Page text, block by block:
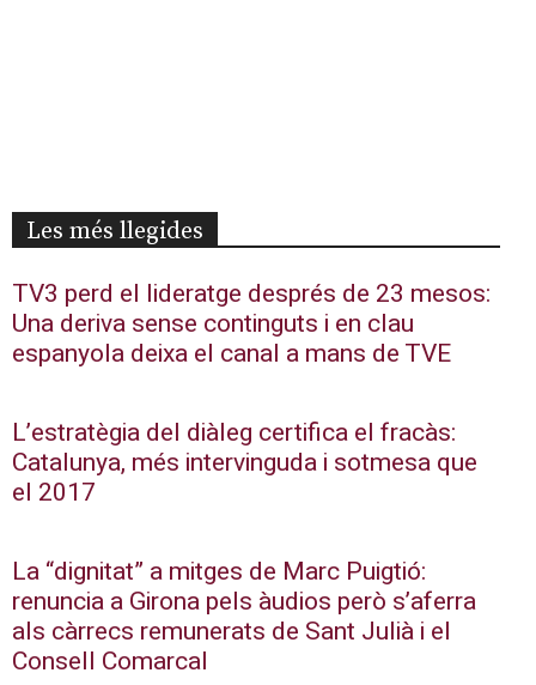
Les més llegides
TV3 perd el lideratge després de 23 mesos:
Una deriva sense continguts i en clau
espanyola deixa el canal a mans de TVE
L’estratègia del diàleg certifica el fracàs:
Catalunya, més intervinguda i sotmesa que
el 2017
La “dignitat” a mitges de Marc Puigtió:
renuncia a Girona pels àudios però s’aferra
als càrrecs remunerats de Sant Julià i el
Consell Comarcal